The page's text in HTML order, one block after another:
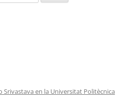
Srivastava en la Universitat Politècnica